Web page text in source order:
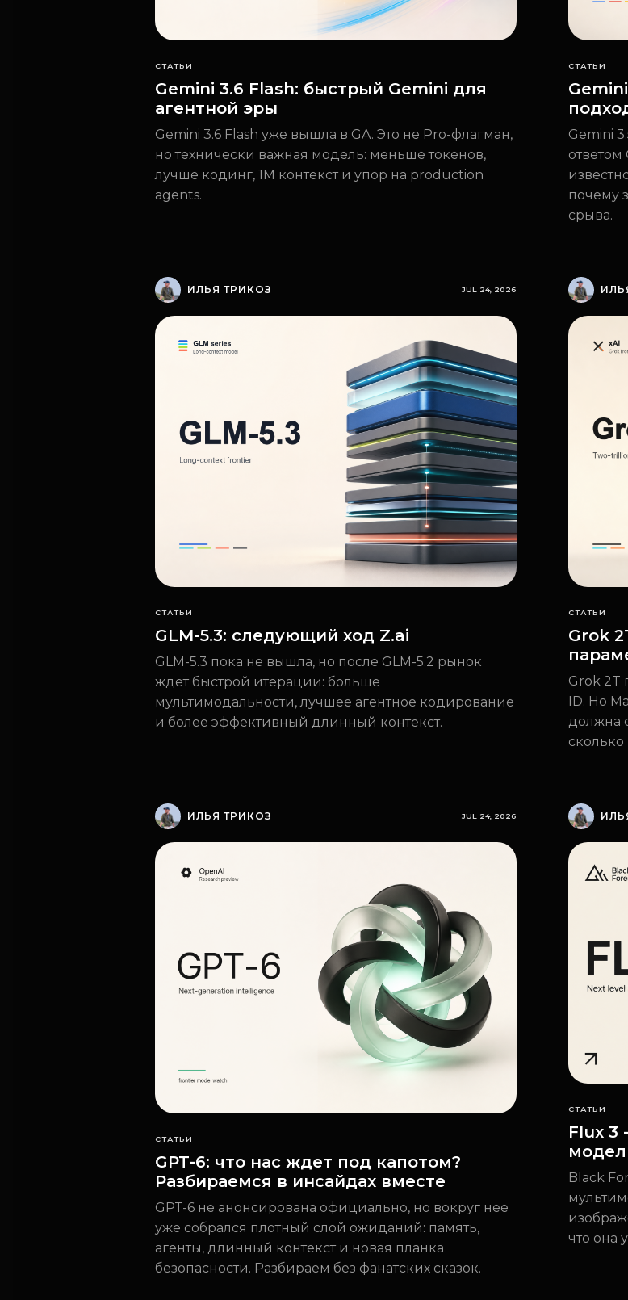
СТАТЬИ
Gemini 3.6 Flash: быстрый Gemini для
агентной эры
Gemini 3.6 Flash уже вышла в GA. Это не Pro-флагман,
но технически важная модель: меньше токенов,
лучше кодинг, 1M контекст и упор на production
agents.
СТАТЬИ
Gemini
ответом
почему
срыва.
ИЛЬЯ ТРИКОЗ JUL 24, 2026
СТАТЬИ
GLM-5.3: следующий ход Z.ai
GLM-5.3 пока не вышла, но после GLM-5.2 рынок
ждет быстрой итерации: больше
мультимодальности, лучшее агентное кодирование
и более эффективный длинный контекст.
СТАТЬИ
Grok
Grok 2T
ID. Но
должна
ИЛЬЯ ТРИКОЗ JUL 24, 2026
СТАТЬИ
GPT-6: что нас ждет под капотом?
Разбираемся в инсайдах вместе
GPT-6 не анонсирована официально, но вокруг нее
уже собрался плотный слой ожиданий: память,
агенты, длинный контекст и новая планка
безопасности. Разбираем без фанатских сказок.
СТАТЬИ
Flux 3
Black
что она